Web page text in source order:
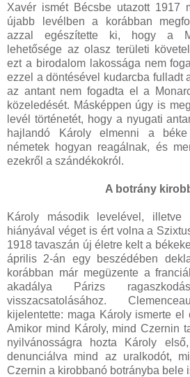
Xavér ismét Bécsbe utazott 1917
újabb levélben a korábban
azzal egészítette ki, hogy a
lehetősége az olasz területi
ezt a birodalom lakossága nem
ezzel a döntésével kudarcba fulladt
az antant nem fogadta el a
közeledését. Másképpen úgy is
levél történetét, hogy a nyugati
hajlandó Károly elmenni a
németek hogyan reagálnak, és
ezekről a szándékokról.
A botrány
Károly második levelével, illetve
hiányával véget is ért volna a
1918 tavaszán új életre kelt a
április 2-án egy beszédében
korábban már megüzente a
akadálya Párizs
visszacsatolásához.
kijelentette: maga Károly ismerte el
Amikor mind Károly, mind Czernin
nyilvánosságra hozta Károly
denunciálva mind az uralkodót,
Czernin a kirobbanó botrányba bele